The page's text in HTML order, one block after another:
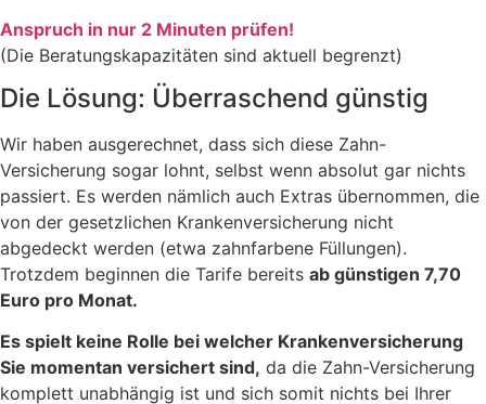
Anspruch in nur 2 Minuten prüfen!
(Die Beratungskapazitäten sind aktuell begrenzt)
Die Lösung: Überraschend günstig
Wir haben ausgerechnet, dass sich diese Zahn-
Versicherung sogar lohnt, selbst wenn absolut gar nichts
passiert. Es werden nämlich auch Extras übernommen, die
von der gesetzlichen Krankenversicherung nicht
abgedeckt werden (etwa zahnfarbene Füllungen).
Trotzdem beginnen die Tarife bereits ab günstigen 7,70
Euro pro Monat.
Es spielt keine Rolle bei welcher Krankenversicherung
Sie momentan versichert sind, da die Zahn-Versicherung
komplett unabhängig ist und sich somit nichts bei Ihrer